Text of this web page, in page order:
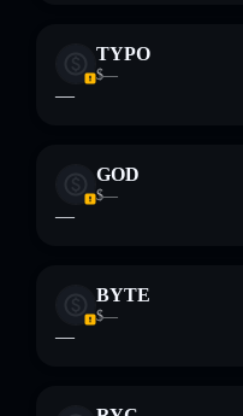
TYPO
$—
—
GOD
$—
—
BYTE
$—
—